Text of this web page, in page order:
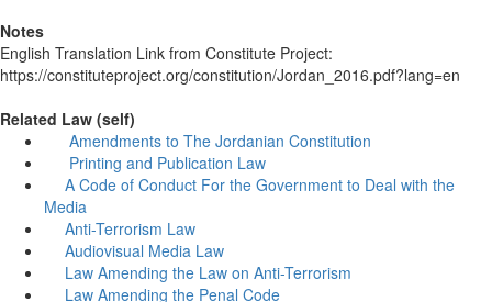
Notes
English Translation Link from Constitute Project:
https://constituteproject.org/constitution/Jordan_2016.pdf?lang=en
Related Law (self)
Amendments to The Jordanian Constitution
Printing and Publication Law
A Code of Conduct For the Government to Deal with the
Media
Anti-Terrorism Law
Audiovisual Media Law
Law Amending the Law on Anti-Terrorism
Law Amending the Penal Code